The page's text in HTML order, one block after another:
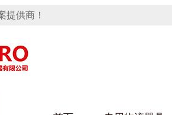
供商！